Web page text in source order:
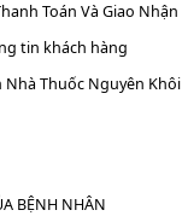
Toán Và Giao Nhận
tin khách hàng
Nhà Thuốc Nguyên Khôi
BỆNH NHÂN